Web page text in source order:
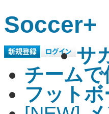
Soccer+
サ
チームで
フット